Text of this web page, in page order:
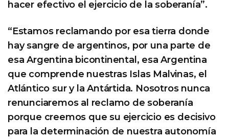
hacer efectivo el ejercicio de la soberanía”.
“Estamos reclamando por esa tierra donde
hay sangre de argentinos, por una parte de
esa Argentina bicontinental, esa Argentina
que comprende nuestras Islas Malvinas, el
Atlántico sur y la Antártida. Nosotros nunca
renunciaremos al reclamo de soberanía
porque creemos que su ejercicio es decisivo
para la determinación de nuestra autonomía